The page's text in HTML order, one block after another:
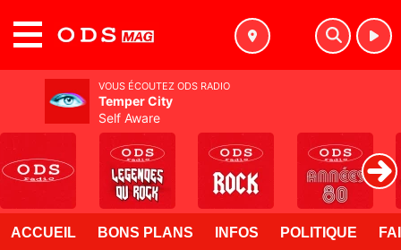
ACCUEIL BONS PLANS INFOS POLITIQUE
VOUS ÉCOUTEZ ODS RADIO
Temper City
Self Aware